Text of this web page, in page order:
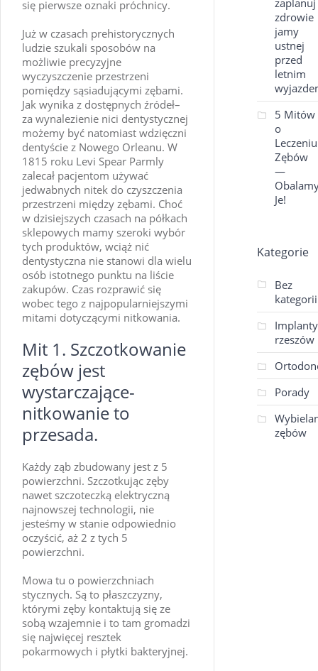
się pierwsze oznaki próchnicy.
Już w czasach prehistorycznych
ludzie szukali sposobów na
możliwie precyzyjne
wyczyszczenie przestrzeni
pomiędzy sąsiadującymi zębami.
Jak wynika z dostępnych źródeł–
za wynalezienie nici dentystycznej
możemy być natomiast wdzięczni
dentyście z Nowego Orleanu. W
1815 roku Levi Spear Parmly
zalecał pacjentom używać
jedwabnych nitek do czyszczenia
przestrzeni między zębami. Choć
w dzisiejszych czasach na półkach
sklepowych mamy szeroki wybór
tych produktów, wciąż nić
dentystyczna nie stanowi dla wielu
osób istotnego punktu na liście
zakupów. Czas rozprawić się
wobec tego z najpopularniejszymi
mitami dotyczącymi nitkowania.
Mit 1. Szczotkowanie
zębów jest
wystarczające-
nitkowanie to
przesada.
Każdy ząb zbudowany jest z 5
powierzchni. Szczotkując zęby
nawet szczoteczką elektryczną
najnowszej technologii, nie
jesteśmy w stanie odpowiednio
oczyścić, aż 2 z tych 5
powierzchni.
Mowa tu o powierzchniach
stycznych. Są to płaszczyzny,
którymi zęby kontaktują się ze
sobą wzajemnie i to tam gromadzi
się najwięcej resztek
pokarmowych i płytki bakteryjnej.
zaplanuj
zdrowie
jamy
ustnej
przed
letnim
5 Mitów
o
Leczeniu
Zębów
—
Je!
Kategorie
Bez
kategorii
Implanty
rzeszów
Porady
zębów